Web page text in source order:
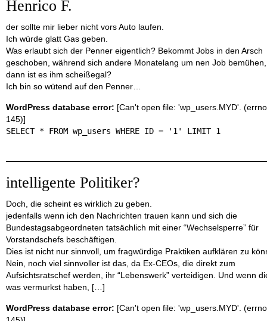
Henrico F.
der sollte mir lieber nicht vors Auto laufen.
Ich würde glatt Gas geben.
Was erlaubt sich der Penner eigentlich? Bekommt Jobs in den Arsch
geschoben, während sich andere Monatelang um nen Job
dann ist es ihm scheißegal?
Ich bin so wütend auf den Penner…
WordPress database error: [Can't open file: 'wp_users.MYD'.
145)]
SELECT * FROM wp_users WHERE ID = '1' LIMIT 1
intelligente Politiker?
Doch, die scheint es wirklich zu geben.
jedenfalls wenn ich den Nachrichten trauen kann und sich die
Bundestagsabgeordneten tatsächlich mit einer “Wechselsperre” für
Vorstandschefs beschäftigen.
Dies ist nicht nur sinnvoll, um fragwürdige Praktiken aufklären zu
Nein, noch viel sinnvoller ist das, da Ex-CEOs, die direkt zum
Aufsichtsratschef werden, ihr “Lebenswerk” verteidigen. Und wenn
was vermurkst haben, […]
WordPress database error: [Can't open file: 'wp_users.MYD'.